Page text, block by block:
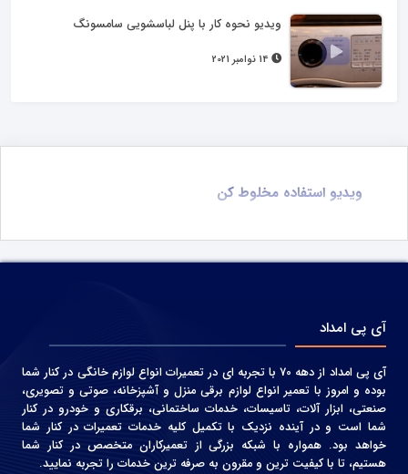
ویدیو نحوه کار با پنل لباسشویی سامسونگ
ویدیو استفاده مخلوط کن
آی پی امداد
آی پی امداد از دهه 70 با تجربه ای در تعمیرات انواع لوازم خانگی در کنار شما
بوده و امروز با تعمیر انواع لوازم برقی منزل و آشپزخانه، صوتی و‌ تصویری،
صنعتی، ابزار آلات، تاسیسات، خدمات ساختمانی، برقکاری و خودرو در کنار
شما است و در آینده نزدیک با تکمیل کلیه خدمات تعمیرات در کنار شما
خواهد بود. همواره با شبکه بزرگی از تعمیرکاران متخصص در کنار شما
هستیم، تا با کیفیت ترین و مقرون به صرفه ترین خدمات را تجربه نمایید.